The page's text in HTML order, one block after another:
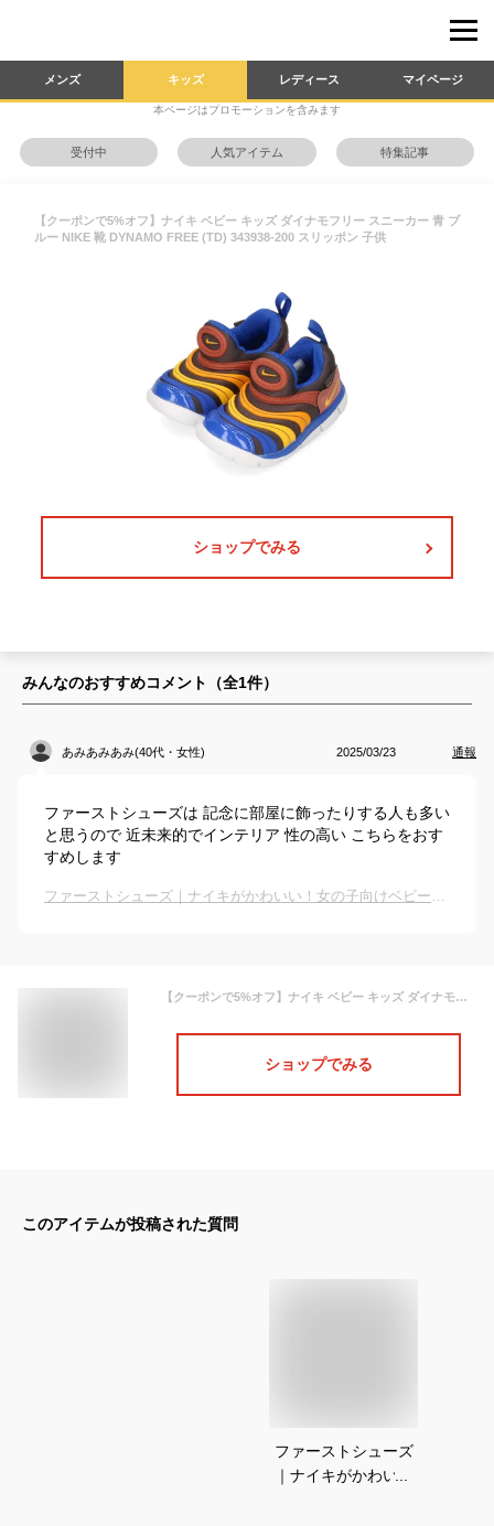
メンズ キッズ レディース マイページ
本ページはプロモーションを含みます
受付中 人気アイテム 特集記事
【クーポンで5%オフ】ナイキ ベビー キッズ ダイナモフリー スニーカー 青 ブ
ルー NIKE 靴 DYNAMO FREE (TD) 343938-200 スリッポン 子供
ショップでみる
みんなのおすすめコメント（全1件）
あみあみあみ(40代・女性) 2025/03/23 通報
ファーストシューズは 記念に部屋に飾ったりする人も多い
と思うので 近未来的でインテリア 性の高い こちらをおす
すめします
ファーストシューズ｜ナイキがかわいい！女の子向けベビーシューズのおすすめは？
【クーポンで5%オフ】ナイキ ベビー キッズ ダイナモフリー スニーカー 青 ブルー NIKE 靴 DYNAMO FREE (TD) 343938-200 スリッポン 子供
ショップでみる
このアイテムが投稿された質問
ファーストシューズ
｜ナイキがかわい